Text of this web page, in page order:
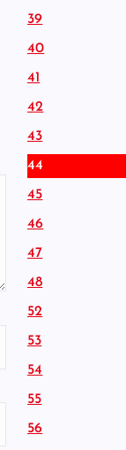
39
40
41
42
43
44
45
46
47
48
52
53
54
55
56